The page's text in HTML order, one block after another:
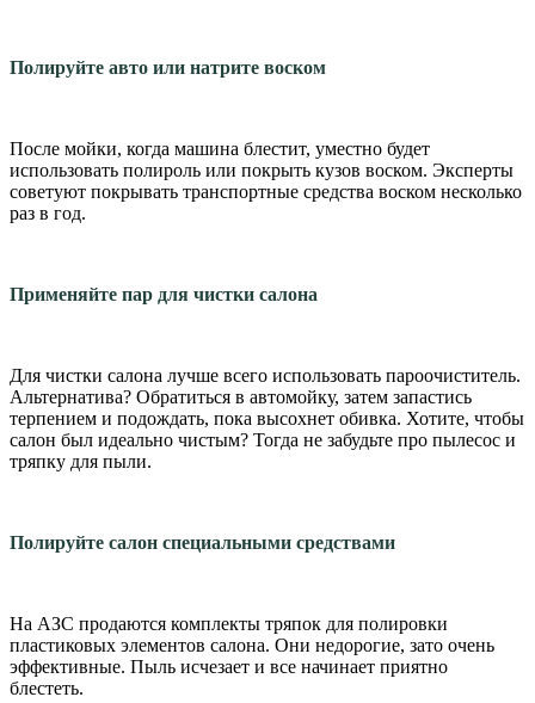
Полируйте авто или натрите воском
После мойки, когда ма­шина блестит, уместно будет
использовать полироль или покрыть кузов воском. Экс­перты
советуют покрывать транспортные средства вос­ком несколько
раз в год.
Применяйте пар для чистки салона
Для чистки салона луч­ше всего использовать пароочиститель.
Альтернатива? Обратиться в автомойку, за­тем запастись
терпением и подождать, пока высохнет обивка. Хотите, чтобы
салон был идеально чистым? Тог­да не забудьте про пылесос и
тряпку для пыли.
Полируйте салон специальными средствами
На АЗС продаются ком­плекты тряпок для полиров­ки
пластиковых элементов салона. Они недорогие, зато очень
эффективные. Пыль исчезает и все начинает при­ятно
блестеть.